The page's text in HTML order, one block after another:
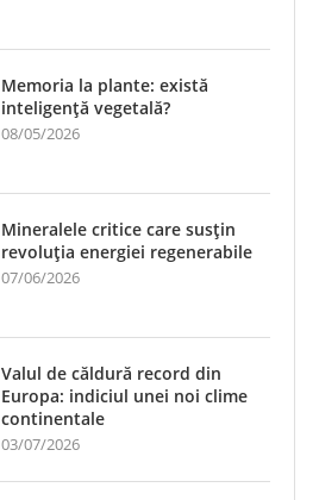
Memoria la plante: există
inteligență vegetală?
08/05/2026
Mineralele critice care susțin
revoluția energiei regenerabile
07/06/2026
Valul de căldură record din
Europa: indiciul unei noi clime
continentale
03/07/2026